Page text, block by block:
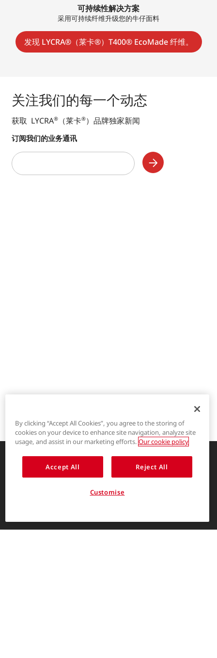
LYCRA®
可持续性解决方案
采用可持续纤维升级您的牛仔面料
发现 LYCRA®（莱卡®）T400® EcoMade 纤维。
关注我们的每一个动态
获取 LYCRA® （莱卡®）品牌独家新闻
订阅我们的业务通讯
Subscribe
创新的服装解决方案，让生活更精彩
By clicking “Accept All Cookies”, you agree to the storing of
cookies on your device to enhance site navigation, analyze site
usage, and assist in our marketing efforts. Our cookie policy
Accept All Reject All
Customise